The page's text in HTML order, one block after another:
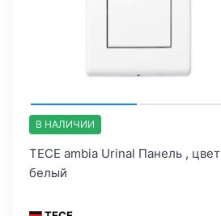
В НАЛИЧИИ
TECE ambia Urinal Панель , цвет
белый